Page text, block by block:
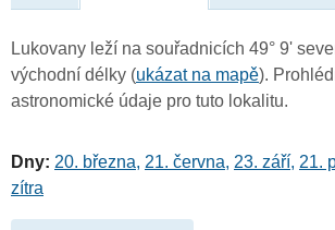
Lukovany leží na souřadnicích 49° 9'
východní délky (ukázat na mapě).
astronomické údaje pro tuto lokalitu.
Dny: 20. března, 21. června, 23. září, 21.
zítra